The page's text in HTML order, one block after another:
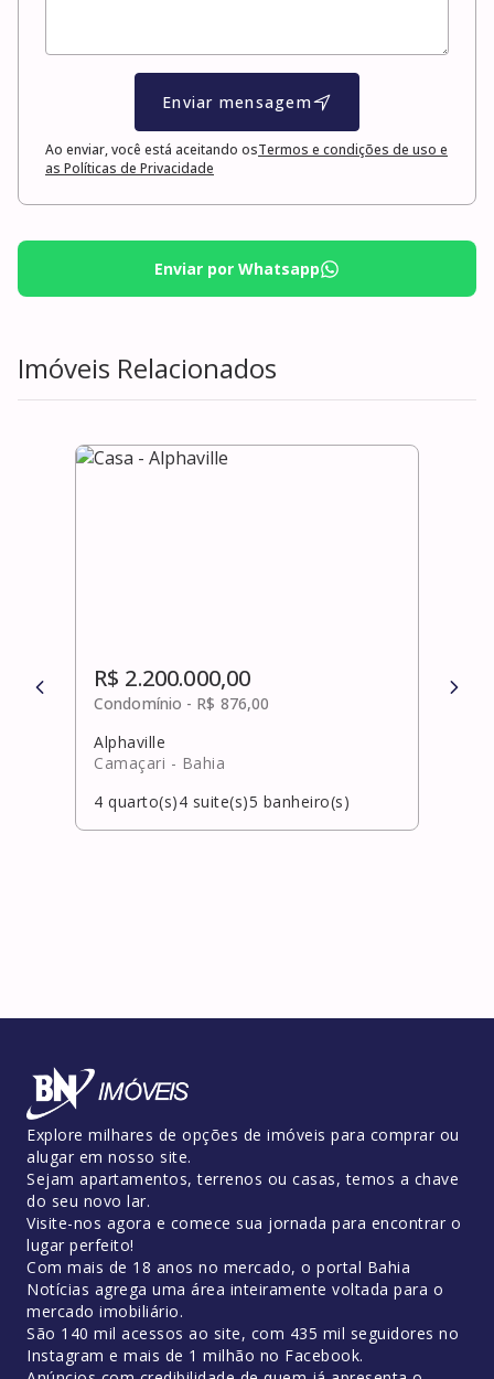
Enviar mensagem
Ao enviar, você está aceitando osTermos e condições de uso e
as Políticas de Privacidade
Enviar por Whatsapp
Imóveis Relacionados
R$ 2.200.000,00
Condomínio - R$ 876,00
Alphaville
Camaçari - Bahia
4 quarto(s)4 suite(s)5 banheiro(s)
R$
Explore milhares de opções de imóveis para comprar ou
alugar em nosso site.
Sejam apartamentos, terrenos ou casas, temos a chave
do seu novo lar.
Visite-nos agora e comece sua jornada para encontrar o
lugar perfeito!
Com mais de 18 anos no mercado, o portal Bahia
Notícias agrega uma área inteiramente voltada para o
mercado imobiliário.
São 140 mil acessos ao site, com 435 mil seguidores no
Instagram e mais de 1 milhão no Facebook.